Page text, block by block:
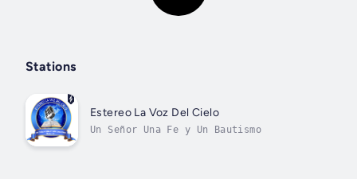
Stations
Estereo La Voz Del Cielo
Un Señor Una Fe y Un Bautismo